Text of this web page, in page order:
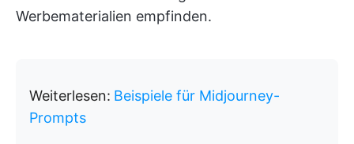
Werbematerialien empfinden.
Weiterlesen: Beispiele für Midjourney-
Prompts